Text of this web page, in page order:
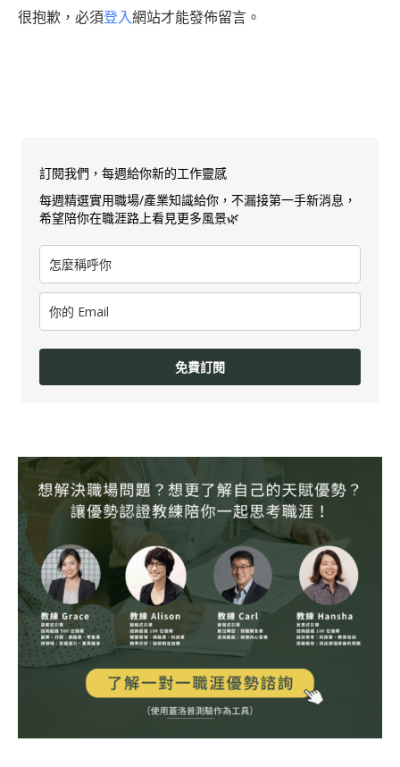
很抱歉，必須登入網站才能發佈留言。
訂閱我們，每週給你新的工作靈感
每週精選實用職場/產業知識給你，不漏接第一手新消息，
希望陪你在職涯路上看見更多風景🌿
免費訂閱